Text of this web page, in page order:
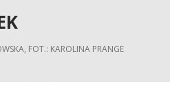
FOT.: KAROLINA PRANGE